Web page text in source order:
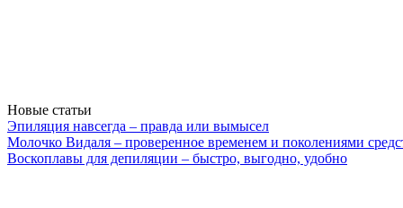
Новые статьи
Эпиляция навсегда – правда или вымысел
Молочко Видаля – проверенное временем и поколениями
Воскоплавы для депиляции – быстро, выгодно, удобно